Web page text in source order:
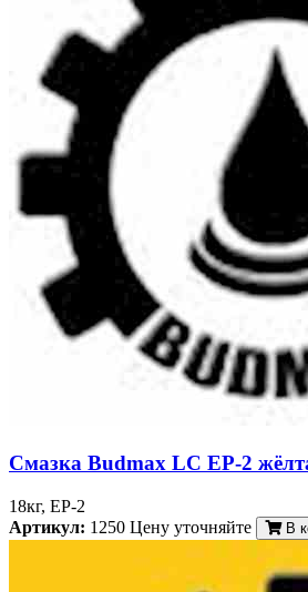
Смазка Budmax LC EP-2
18кг, EP-2
Артикул: 1250 Цену уточняйте В